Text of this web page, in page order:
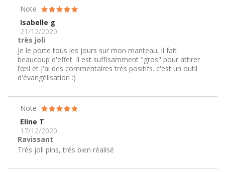
Note
Isabelle g
21/12/2020
très joli
Je le porte tous les jours sur mon manteau, il fait
beaucoup d'effet. Il est suffisamment "gros" pour attirer
l’œil et j'ai des commentaires très positifs. c'est un outil
d'évangélisation :)
Note
Eline T
17/12/2020
Ravissant
Très joli pins, très bien réalisé